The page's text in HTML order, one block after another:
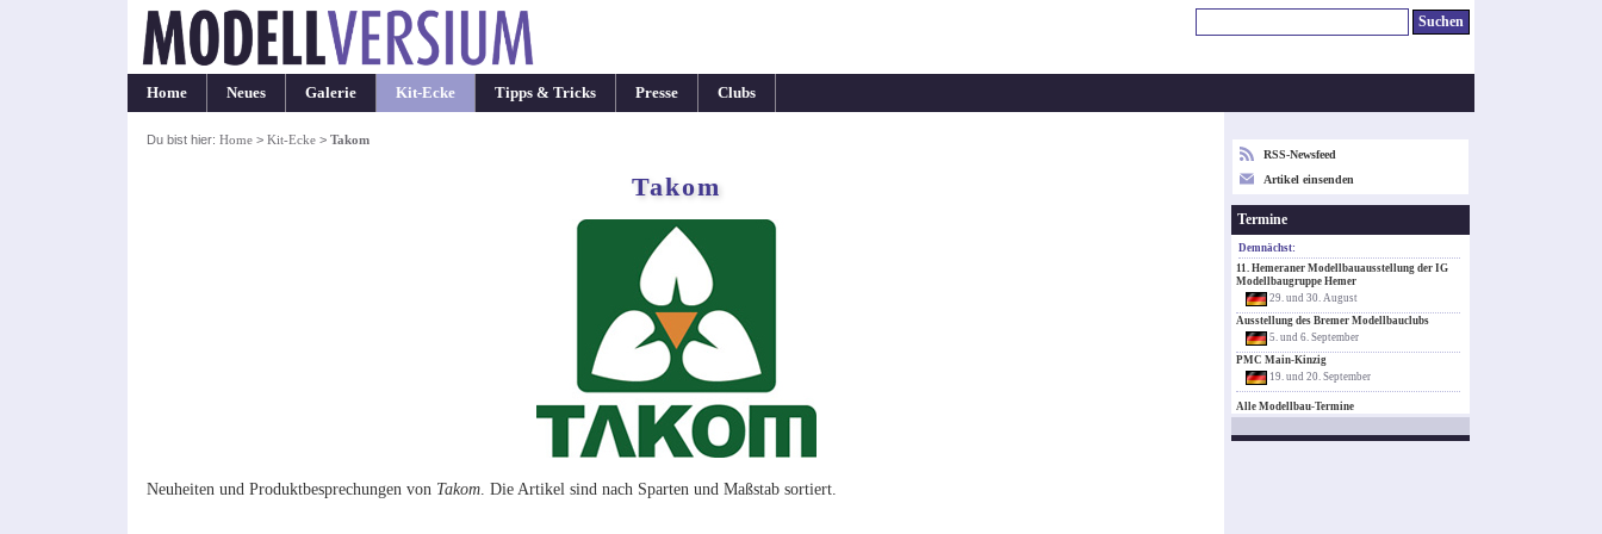
Home Neues Galerie Kit-Ecke Tipps & Tricks Presse Clubs
Du bist hier: Home> Kit-Ecke> Takom
Takom
Neuheiten und Produktbesprechungen von Takom. Die Artikel sind nach Sparten und Maßstab sortiert.
RSS-Newsfeed
Artikel einsenden
Termine
Demnächst:
11. Hemeraner Modellbauausstellung der IG
Modellbaugruppe Hemer
29. und 30. August
Ausstellung des Bremer Modellbauclubs
5. und 6. September
PMC Main-Kinzig
19. und 20. September
Alle Modellbau-Termine